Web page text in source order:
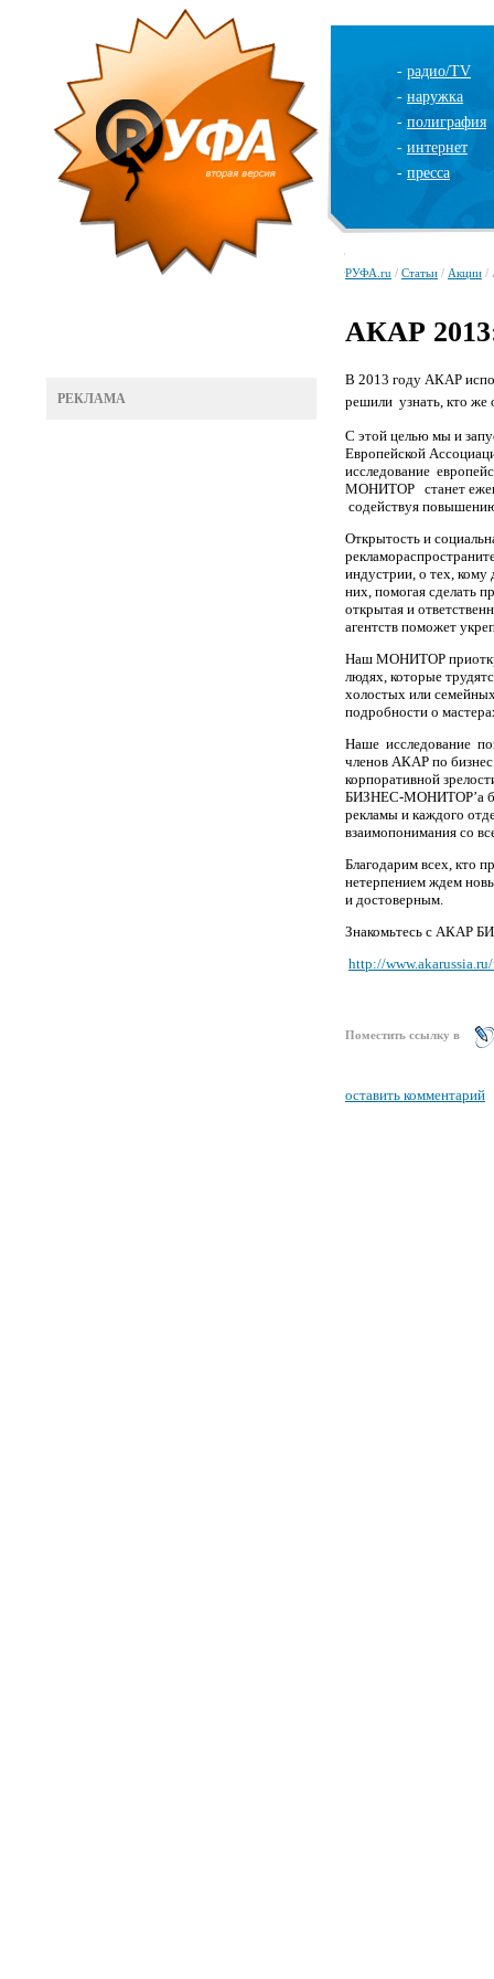
- радио/TV
- наружка
- полиграфия
- интернет
- пресса
РЕКЛАМА
РУФА.ru / Статьи / Акции /
АКАР
В 2013 году АКАР
решили узнать, кто же
С этой целью мы и
Европейской
исследование
МОНИТОР станет
содействуя
Открытость и
индустрии, о тех,
них, помогая сделать
открытая и
агентств поможет
Наш МОНИТОР
людях, которые
холостых или
подробности о
Наше исследование
членов АКАР по
корпоративной
БИЗНЕС-МОНИТОР’а
рекламы и каждого
взаимопонимания со
Благодарим всех, кто
нетерпением ждем
и достоверным.
Знакомьтесь с АКАР
http://
Поместить ссылку в
оставить комментарий